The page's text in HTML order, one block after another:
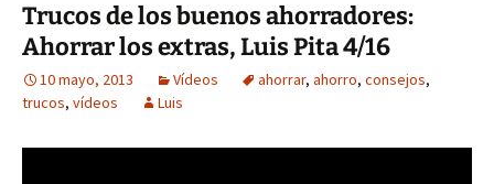
Trucos de los buenos ahorradores:
Ahorrar los extras, Luis Pita 4/16
10 mayo, 2013 Vídeos ahorrar, ahorro, consejos,
trucos, vídeos Luis